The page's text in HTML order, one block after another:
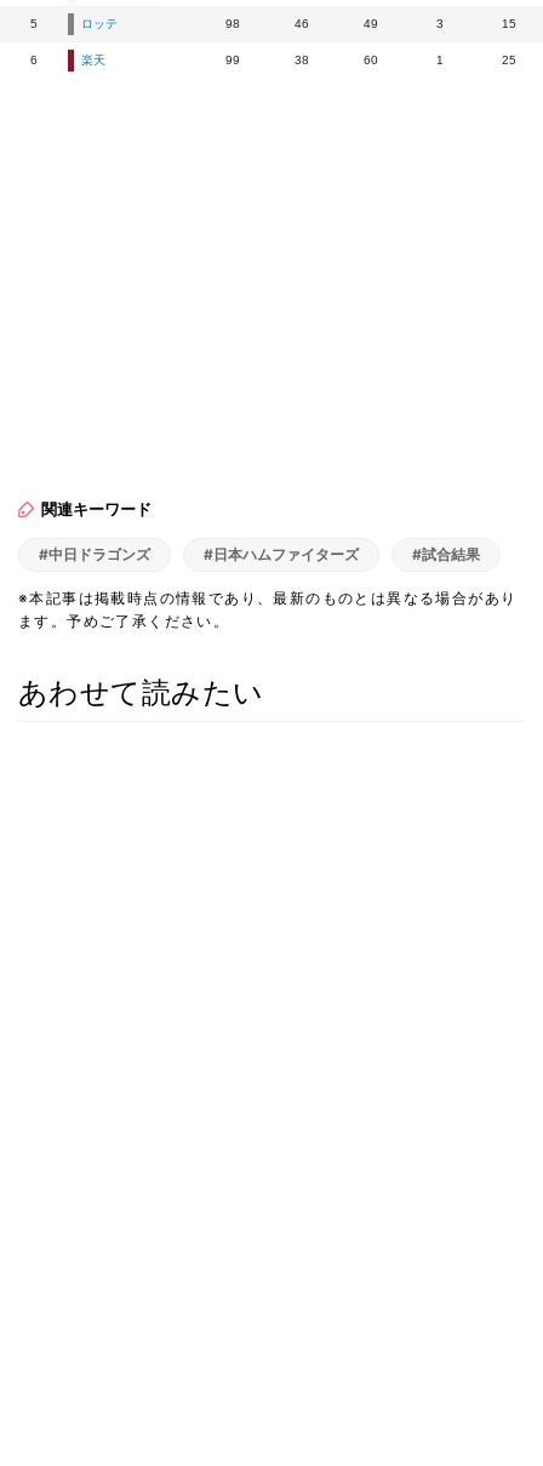
5 ロッテ 98 46 49 3 15
6 楽天 99 38 60 1 25
関連キーワード
#中日ドラゴンズ #日本ハムファイターズ #試合結果
※本記事は掲載時点の情報であり、最新のものとは異なる場合があり
ます。予めご了承ください。
あわせて読みたい